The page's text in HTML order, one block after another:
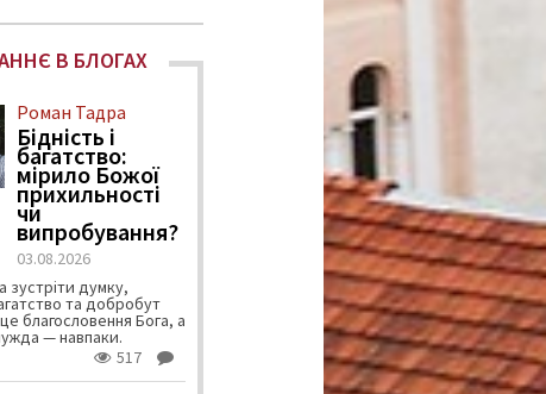
В БЛОГАХ
Роман Тадра
Бідність і
багатство:
мірило Божої
прихильності
чи
випробування?
03.08.2026
зустріти думку,
та добробут
благословення Бога, а
— навпаки.
517